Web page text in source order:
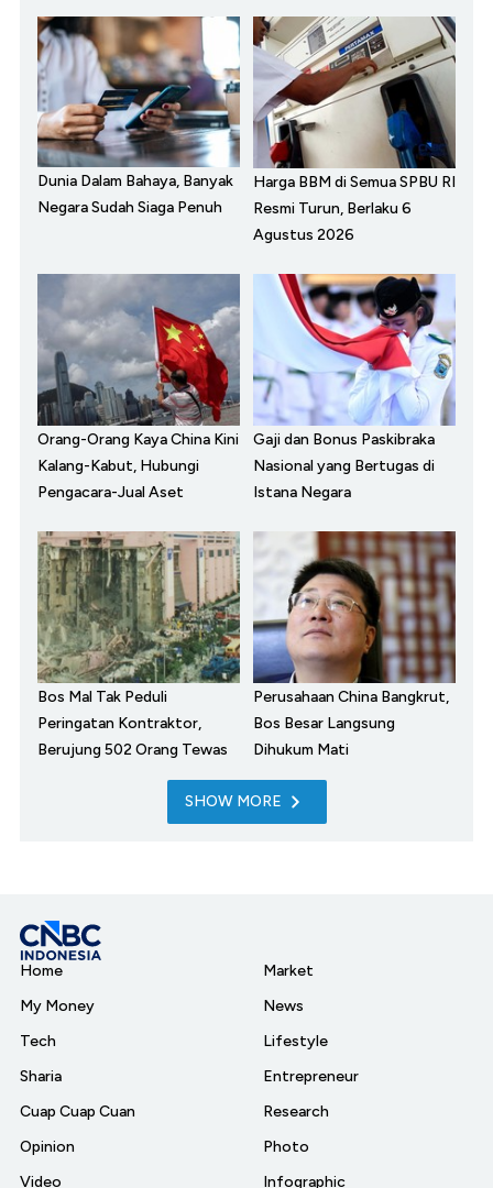
Dunia Dalam Bahaya, Banyak
Negara Sudah Siaga Penuh
Harga BBM di Semua SPBU RI
Resmi Turun, Berlaku 6
Agustus 2026
Orang-Orang Kaya China Kini
Kalang-Kabut, Hubungi
Pengacara-Jual Aset
Gaji dan Bonus Paskibraka
Nasional yang Bertugas di
Istana Negara
Bos Mal Tak Peduli
Peringatan Kontraktor,
Berujung 502 Orang Tewas
Perusahaan China Bangkrut,
Bos Besar Langsung
Dihukum Mati
SHOW MORE
Home
My Money
Tech
Sharia
Cuap Cuap Cuan
Opinion
Video
Market
News
Lifestyle
Entrepreneur
Research
Photo
Infographic